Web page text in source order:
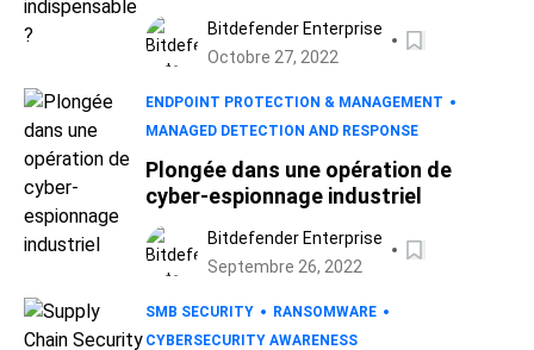
Bitdefender Enterprise
Octobre 27, 2022
ENDPOINT PROTECTION & MANAGEMENT
MANAGED DETECTION AND RESPONSE
Plongée dans une opération de
cyber-espionnage industriel
Bitdefender Enterprise
Septembre 26, 2022
SMB SECURITY
RANSOMWARE
CYBERSECURITY AWARENESS